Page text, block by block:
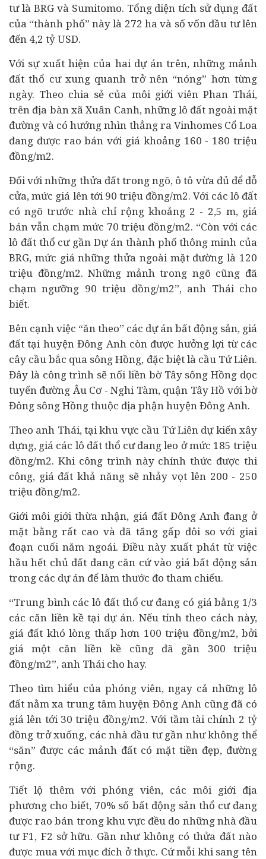
tư là BRG và Sumitomo. Tổng diện tích sử dụng đất
của “thành phố” này là 272 ha và số vốn đầu tư lên
đến 4,2 tỷ USD.
Với sự xuất hiện của hai dự án trên, những mảnh
đất thổ cư xung quanh trở nên “nóng” hơn từng
ngày. Theo chia sẻ của môi giới viên Phan Thái,
trên địa bàn xã Xuân Canh, những lô đất ngoài mặt
đường và có hướng nhìn thẳng ra Vinhomes Cổ Loa
đang được rao bán với giá khoảng 160 - 180 triệu
đồng/m2.
Đối với những thửa đất trong ngõ, ô tô vừa đủ để đỗ
cửa, mức giá lên tới 90 triệu đồng/m2. Với các lô đất
có ngõ trước nhà chỉ rộng khoảng 2 - 2,5 m, giá
bán vẫn chạm mức 70 triệu đồng/m2. “Còn với các
lô đất thổ cư gần Dự án thành phố thông minh của
BRG, mức giá những thửa ngoài mặt đường là 120
triệu đồng/m2. Những mảnh trong ngõ cũng đã
chạm ngưỡng 90 triệu đồng/m2”, anh Thái cho
biết.
Bên cạnh việc “ăn theo” các dự ánbất động sản, giá
đất tại huyện Đông Anh còn được hưởng lợi từ các
cây cầu bắc qua sông Hồng, đặc biệt là cầu Tứ Liên.
Đây là công trình sẽ nối liền bờ Tây sông Hồng dọc
tuyến đường Âu Cơ - Nghi Tàm, quận Tây Hồ với bờ
Đông sông Hồng thuộc địa phận huyện Đông Anh.
Theo anh Thái, tại khu vực cầu Tứ Liên dự kiến xây
dựng, giá các lô đất thổ cư đang leo ở mức 185 triệu
đồng/m2. Khi công trình này chính thức được thi
công, giá đất khả năng sẽ nhảy vọt lên 200 - 250
triệu đồng/m2.
Giới môi giới thừa nhận, giá đất Đông Anh đang ở
mặt bằng rất cao và đã tăng gấp đôi so với giai
đoạn cuối năm ngoái. Điều này xuất phát từ việc
hầu hết chủ đất đang căn cứ vào giá bất động sản
trong các dự án để làm thước đo tham chiếu.
“Trung bình các lô đất thổ cư đang có giá bằng 1/3
các căn liền kề tại dự án. Nếu tính theo cách này,
giá đất khó lòng thấp hơn 100 triệu đồng/m2, bởi
giá một căn liền kề cũng đã gần 300 triệu
đồng/m2”, anh Thái cho hay.
Theo tìm hiểu của phóng viên, ngay cả những lô
đất nằm xa trung tâm huyện Đông Anh cũng đã có
giá lên tới 30 triệu đồng/m2. Với tầm tài chính 2 tỷ
đồng trở xuống, các nhà đầu tư gần như không thể
“săn” được các mảnh đất có mặt tiền đẹp, đường
rộng.
Tiết lộ thêm với phóng viên, các môi giới địa
phương cho biết, 70% số bất động sản thổ cư đang
được rao bán trong khu vực đều do những nhà đầu
tư F1, F2 sở hữu. Gần như không có thửa đất nào
được mua với mục đích ở thực. Cứ mỗi khi sang tên